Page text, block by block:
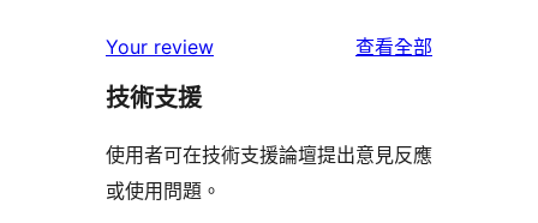
Your review 查看全部
評
技術支援
使用者可在技術支援論壇提出意見反應
或使用問題。